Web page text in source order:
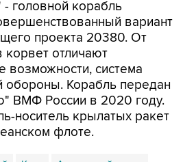
проекта 20380. От
отличают
возможности, система
Корабль передан
ВМФ России в 2020 году.
носитель крылатых ракет
флоте.
Кура Авачинский залив